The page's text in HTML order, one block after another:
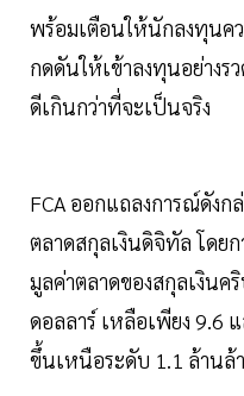
พร้อมเตือนให้นักลงทุนคว
กดดันให้เข้าลงทุนอย่าง
ดีเกินกว่าที่จะเป็นจริง
FCA ออกแถลงการณ์ดังก
ตลาดสกุลเงินดิจิทัล โดย
มูลค่าตลาดของสกุลเงินค
ดอลลาร์ เหลือเพียง 9.6
ขึ้นเหนือระดับ 1.1 ล้าน